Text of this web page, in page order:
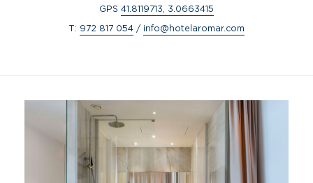
GPS 41.8119713, 3.0663415
T: 972 817 054/ info@hotelaromar.com